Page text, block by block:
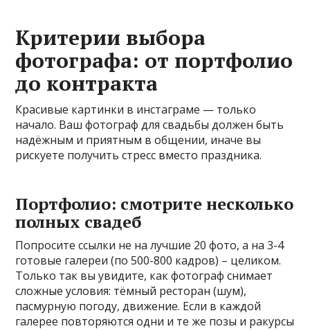
Критерии выбора
фотографа: от портфолио
до контракта
Красивые картинки в инстаграме — только
начало. Ваш фотограф для свадьбы должен быть
надёжным и приятным в общении, иначе вы
рискуете получить стресс вместо праздника.
Портфолио: смотрите несколько
полных свадеб
Попросите ссылки не на лучшие 20 фото, а на 3-4
готовые галереи (по 500-800 кадров) – целиком.
Только так вы увидите, как фотограф снимает
сложные условия: тёмный ресторан (шум),
пасмурную погоду, движение. Если в каждой
галерее повторяются одни и те же позы и ракурсы